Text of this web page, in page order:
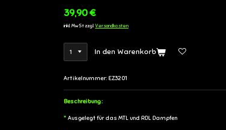
39,90 €
inkl. MwSt zzgl. Versandkosten
In den Warenkorb
Artikelnummer:EZ3201
Beschreibung :
* Ausgelegt für das MTL und RDL Dampfen